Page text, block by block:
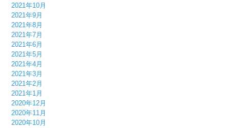
2021年10月
2021年9月
2021年8月
2021年7月
2021年6月
2021年5月
2021年4月
2021年3月
2021年2月
2021年1月
2020年12月
2020年11月
2020年10月